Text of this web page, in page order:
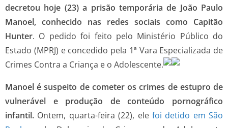
decretou hoje (23) a prisão temporária de João Paulo
Manoel, conhecido nas redes sociais como Capitão
Hunter. O pedido foi feito pelo Ministério Público do
Estado (MPRJ) e concedido pela 1ª Vara Especializada de
Crimes Contra a Criança e o Adolescente.
Manoel é suspeito de cometer os crimes de estupro de
vulnerável e produção de conteúdo pornográfico
infantil. Ontem, quarta-feira (22), elefoi detido em São